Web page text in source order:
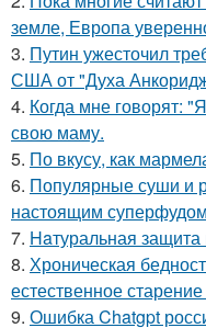
земле, Европа
3. Путин ужесточил
США от "Духа
4. Когда мне говорят:
свою маму.
5. По вкусу, как
6. Популярные суши и
настоящим
7. Haтуральная
8. Хроническая
естественное
9. Ошибка Chatgpt